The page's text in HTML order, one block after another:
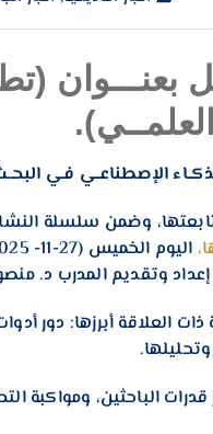
بعنـــوان
الإصطناعــي فـي
وضمن سلسلة
العلاقة أبرزها: دور
قدرات الباحثين، ومواكبة